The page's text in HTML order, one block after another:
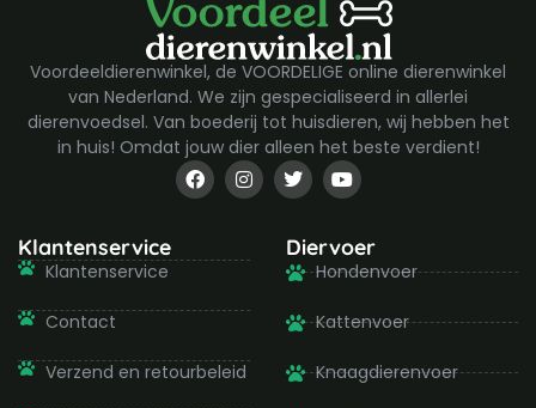
Voordeeldierenwinkel, de VOORDELIGE online dierenwinkel
van Nederland. We zijn gespecialiseerd in allerlei
dierenvoedsel. Van boederij tot huisdieren, wij hebben het
in huis! Omdat jouw dier alleen het beste verdient!
F
a
c
o
I
n
s
g
T
w
i
t
e
r
Y
o
u
u
b
e
Klantenservice
Klantenservice
Contact
Verzend en retourbeleid
Diervoer
Hondenvoer
Kattenvoer
Knaagdierenvoer